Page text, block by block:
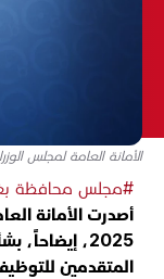
الأمانة العامة لمجلس
#مجلس محافظة
2025،
المتقدمين